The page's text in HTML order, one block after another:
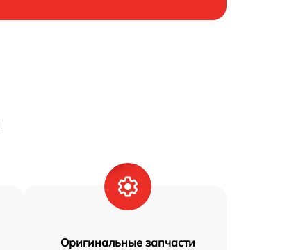
Оригинальные запчасти